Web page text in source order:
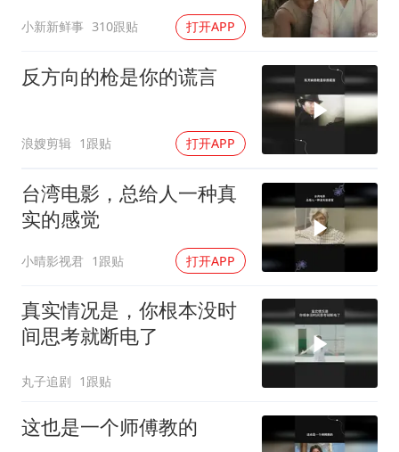
小新新鲜事 310跟贴 打开APP
反方向的枪是你的谎言
浪嫂剪辑 1跟贴 打开APP
台湾电影，总给人一种真
实的感觉
小晴影视君 1跟贴 打开APP
真实情况是，你根本没时
间思考就断电了
丸子追剧 1跟贴
这也是一个师傅教的